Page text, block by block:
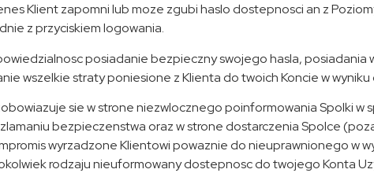
Klient zapomni lub moze zgubi haslo dostepnosci an z
z przyciskiem logowania.
posiadanie bezpieczny swojego hasla,
wszelkie straty poniesione z Klienta do twoich Koncie w
sie w strone niezwlocznego poinformowania Spolki
bezpieczenstwa oraz w strone dostarczenia Spolce
wyrzadzone Klientowi powaznie do nieuprawnionego w
rodzaju nieuformowany dostepnosc do twojego Konta